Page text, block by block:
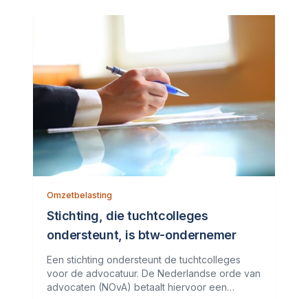
Omzetbelasting
Stichting, die tuchtcolleges
ondersteunt, is btw-ondernemer
Een stichting ondersteunt de tuchtcolleges
voor de advocatuur. De Nederlandse orde van
advocaten (NOvA) betaalt hiervoor een